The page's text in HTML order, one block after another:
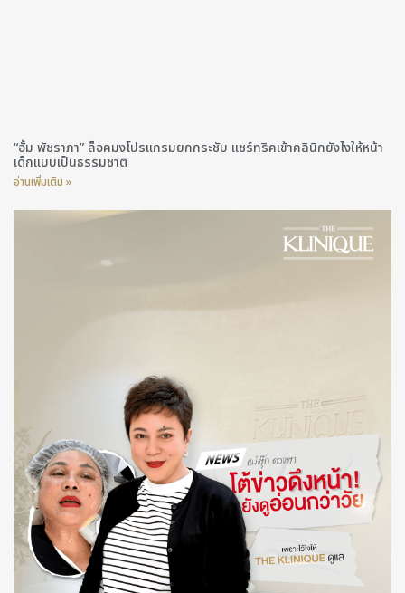
“อั้ม พัชราภา” ล็อคมงโปรแกรมยกกระชับ แชร์ทริคเข้าคลินิกยังไงให้หน้า
เด็กแบบเป็นธรรมชาติ
อ่านเพิ่มเติม »